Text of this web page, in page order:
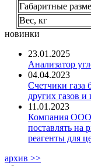
Габаритные
Вес, кг
новинки
23.01.2025
Анализатор
04.04.2023
Счетчики газа
других газов и
11.01.2023
Компания ООО
поставлять на
реагенты для
архив >>